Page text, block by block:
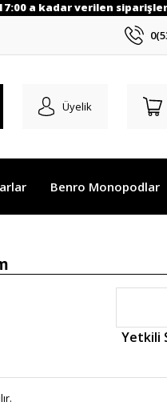
a kadar verilen siparişler
Üyelik
Benro Monopodlar
Yetkili